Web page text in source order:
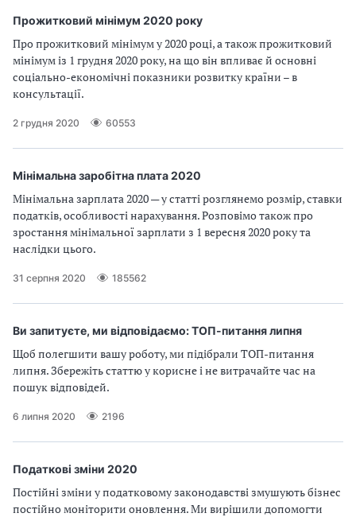
Прожитковий мінімум 2020 року
Про прожитковий мінімум у 2020 році, а також прожитковий
мінімум із 1 грудня 2020 року, на що він впливає й основні
соціально-економічні показники розвитку країни – в
консультації.
2 грудня 2020 60553
Мінімальна заробітна плата 2020
Мінімальна зарплата 2020 — у статті розглянемо розмір, ставки
податків, особливості нарахування. Розповімо також про
зростання мінімальної зарплати з 1 вересня 2020 року та
наслідки цього.
31 серпня 2020 185562
Ви запитуєте, ми відповідаємо: ТОП-питання липня
Щоб полегшити вашу роботу, ми підібрали ТОП-питання
липня. Збережіть статтю у корисне і не витрачайте час на
пошук відповідей.
6 липня 2020 2196
Податкові зміни 2020
Постійні зміни у податковому законодавстві змушують бізнес
постійно моніторити оновлення. Ми вирішили допомогти